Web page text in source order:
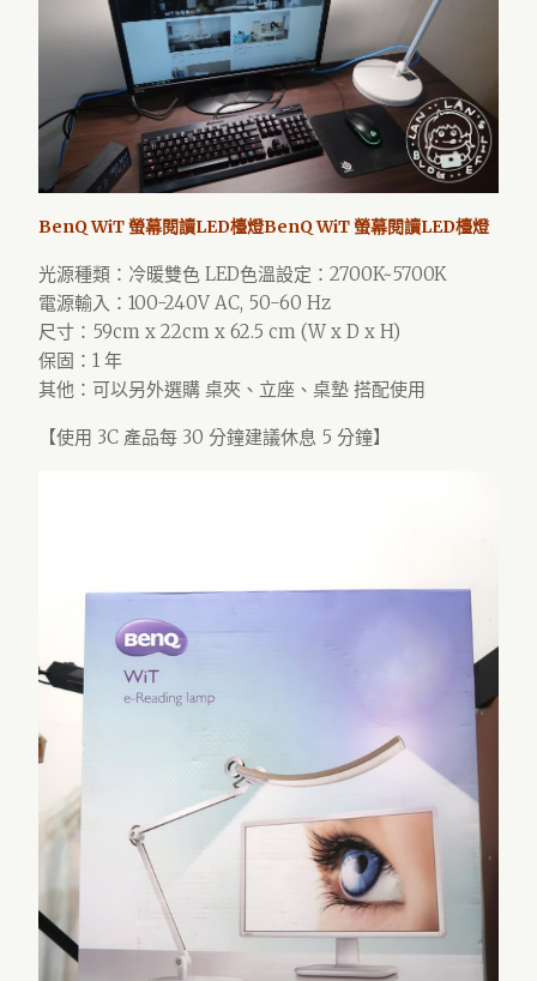
BenQ WiT 螢幕閱讀LED檯燈BenQ WiT 螢幕閱讀LED檯燈
光源種類‎：冷暖雙色 LED‎色溫設定‎：2700K~5700K
‎電源輸入‎：100-240V AC, 50-60 Hz‎
尺寸‎‎：59cm x 22cm x 62.5 cm (W x D x H)‎
保固‎：1 年
其他：可以另外選購 桌夾、立座、桌墊 搭配使用‎
【使用 3C 產品每 30 分鐘建議休息 5 分鐘】